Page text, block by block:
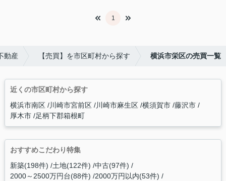
1
動産 【売買】を市区町村から探す 横浜市栄区の売買一覧
近くの市区町村から探す
横浜市南区 川崎市宮前区 川崎市麻生区 横須賀市 藤沢市
厚木市 足柄下郡箱根町
おすすめこだわり特集
新築(198件) 土地(122件) 中古(97件)
2000～2500万円台(88件) 2000万円以内(53件)